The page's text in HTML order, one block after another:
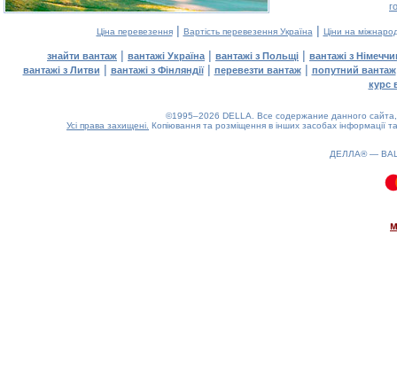
Ціна перевезення| Вартість перевезення Україна | Ціни на
знайти вантаж | вантажі Україна | вантажі з Польщі | вантажі з
вантажі з Литви | вантажі з Фінляндії| перевезти вантаж| попутний вантаж
курс
©1995–2026 DELLA. Все содержание данного
Усі права захищені. Копіювання та розміщення в інших засобах інформації
ДЕЛЛА® —